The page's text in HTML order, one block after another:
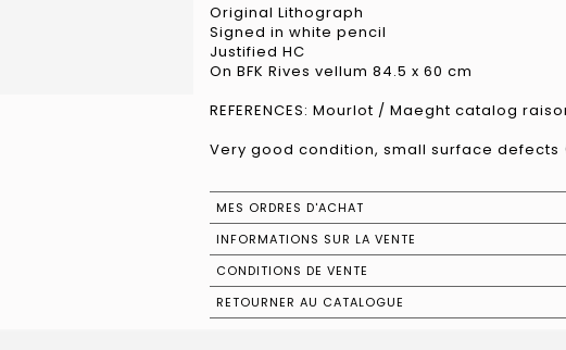
Original Lithograph
Signed in white pencil
Justified HC
On BFK Rives vellum 84.5 x 60 cm
REFERENCES: Mourlot / Maeght catalog
Very good condition, small surface defects
MES ORDRES D'ACHAT
INFORMATIONS SUR LA VENTE
CONDITIONS DE VENTE
RETOURNER AU CATALOGUE